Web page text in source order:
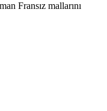
Fransız mallarını